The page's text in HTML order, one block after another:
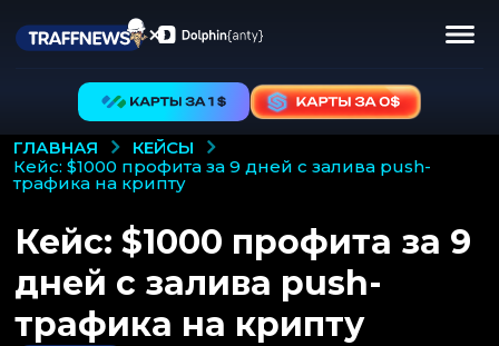
ГЛАВНАЯ
КЕЙСЫ
кейс: $1000 профита за 9 дней с залива push-
трафика на крипту
Кейс: $1000 профита за 9
дней с залива push-
трафика на крипту